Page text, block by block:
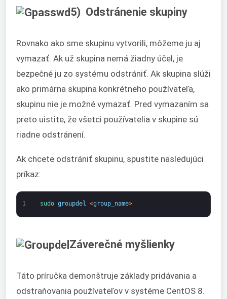
5) Odstránenie skupiny
Rovnako ako sme skupinu vytvorili, môžeme ju aj
vymazať. Ak už skupina nemá žiadny účel, je
bezpečné ju zo systému odstrániť. Ak skupina slúži
ako primárna skupina konkrétneho používateľa,
skupinu nie je možné vymazať. Pred vymazaním sa
preto uistite, že všetci používatelia v skupine sú
riadne odstránení.
Ak chcete odstrániť skupinu, spustite nasledujúci
príkaz:
1 sudo groupdel <group_name>
Záverečné myšlienky
Táto príručka demonštruje základy pridávania a
odstraňovania používateľov v systéme CentOS 8.